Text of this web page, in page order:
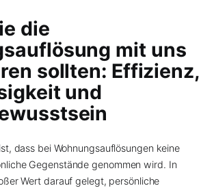
die
mit uns
sollten: Effizienz,
und
dass bei Wohnungsauflösungen keine
Gegenstände genommen wird. In
Wert darauf gelegt, persönliche